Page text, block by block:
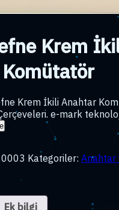
Krem
Krem İkili Anahtar
e-mark
Kategoriler: Anahtar
Ek bilgi